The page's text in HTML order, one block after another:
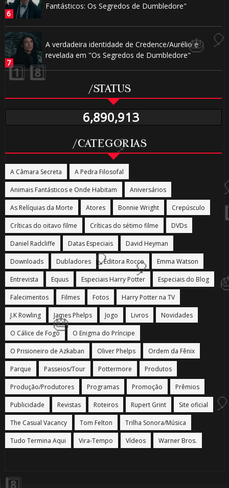
Fantásticos: Os Segredos de Dumbledore"
A verdadeira identidade de Credence/Aurélio é
revelada em "Os Segredos de Dumbledore"
/STATUS
6,890,913
/CATEGORIAS
A Câmara Secreta A Pedra Filosofal
Animais Fantásticos e Onde Habitam Aniversários
As Relíquias da Morte Atores Bonnie Wright Crepúsculo
Críticas do oitavo filme Críticas do sétimo filme DVDs
Daniel Radcliffe Datas Especiais David Heyman
Downloads Dubladores Editora Rocco Emma Watson
Entrevista Equus Especiais Harry Potter Especiais do Blog
Falecimentos Filmes Fotos Harry Potter na TV
J.K Rowling James Phelps Jogo Livros Novidades
O Cálice de Fogo O Enigma do Príncipe
O Prisioneiro de Azkaban Oliver Phelps Ordem da Fênix
Parque Passeios/Tour Pottermore Produtos
Produção/Produtores Programas Promoção Prêmios
Publicidade Revistas Roteiros Rupert Grint Site oficial
The Casual Vacancy Tom Felton Trilha Sonora/Música
Tudo Termina Aqui Vira-Tempo Vídeos Warner Bros.
⚡
🎂